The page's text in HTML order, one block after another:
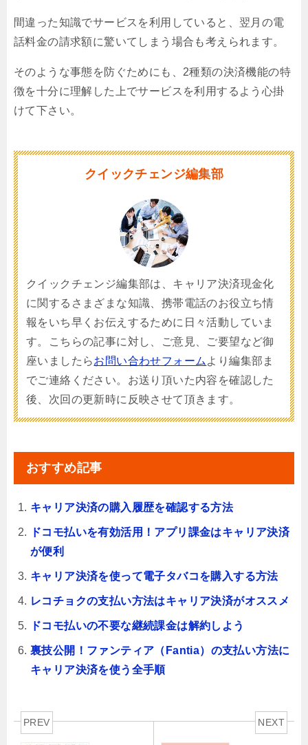
間違った知識でサービスを利用していると、翌月の電
話料金の請求額に驚いてしまう場合も考えられます。
そのような事態を防ぐためにも、2種類の決済機能の特
徴を十分に理解した上でサービスを利用するよう心掛
けて下さい。
クイックチェンジ編集部
クイックチェンジ編集部は、キャリア決済現金化
に関するさまざまな知識、携帯電話のお役立ち情
報をいち早くお伝えするために日々活動していま
す。こちらの記事に対し、ご意見、ご要望など御
座いましたらお問い合わせフォーム より編集部ま
でご連絡ください。お送り頂いた内容を確認した
後、次回の更新時に反映させて頂きます。
おすすめ記事
キャリア決済の購入履歴を確認する方法
ドコモ払いを有効活用！アプリ課金はキャリア決済
が便利
キャリア決済を使って電子タバコを購入する方法
レコチョクの支払い方法はキャリア決済がオススメ
ドコモ払いの不要な継続課金は解約しよう
裏技公開！ファンティア（Fantia）の支払い方法に
キャリア決済を使う全手順
PREV NEXT